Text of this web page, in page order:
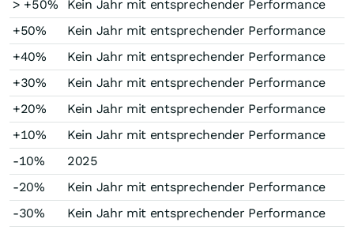
> +50%
Kein Jahr mit entsprechender Performance
+50%
Kein Jahr mit entsprechender Performance
+40%
Kein Jahr mit entsprechender Performance
+30%
Kein Jahr mit entsprechender Performance
+20%
Kein Jahr mit entsprechender Performance
+10%
Kein Jahr mit entsprechender Performance
-10%
2025
-20%
Kein Jahr mit entsprechender Performance
-30%
Kein Jahr mit entsprechender Performance